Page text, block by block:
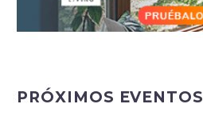
PRÓXIMOS EVENTOS